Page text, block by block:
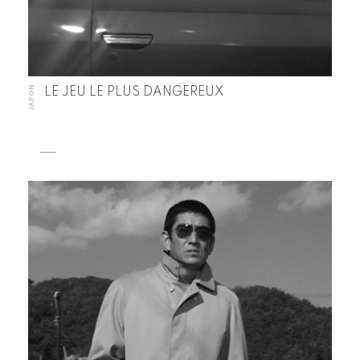
JAPON LE JEU LE PLUS DANGEREUX